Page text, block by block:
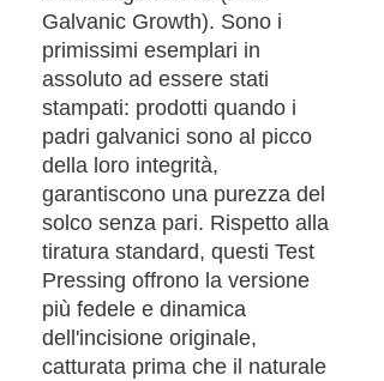
Galvanic Growth). Sono i
primissimi esemplari in
assoluto ad essere stati
stampati: prodotti quando i
padri galvanici sono al picco
della loro integrità,
garantiscono una purezza del
solco senza pari. Rispetto alla
tiratura standard, questi Test
Pressing offrono la versione
più fedele e dinamica
dell'incisione originale,
catturata prima che il naturale